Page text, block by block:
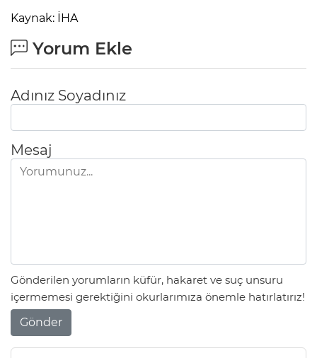
Kaynak: İHA
Yorum Ekle
Adınız Soyadınız
Mesaj
Gönderilen yorumların küfür, hakaret ve suç unsuru
içermemesi gerektiğini okurlarımıza önemle hatırlatırız!
Gönder